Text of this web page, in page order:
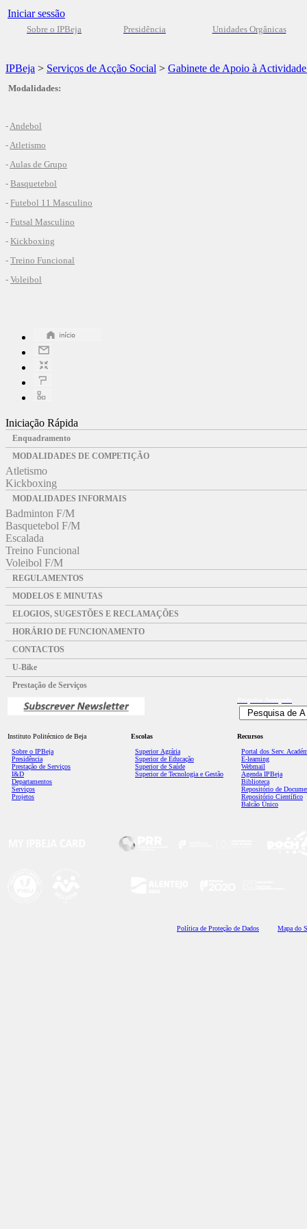
Iniciar sessão
Sobre o IPBeja Presidência Unidades Orgânicas
IPBeja > Serviços de Acção Social > Gabinete de Apoio à
Modalidades:
-Andebol
-Atletismo
-Aulas de Grupo
- Basquetebol
- Futebol 11 Masculino
- Futsal Masculino
- Kickboxing
- Treino Funcional
- Voleibol
Iniciação Rápida
Enquadramento
MODALIDADES DE COMPETIÇÃO
Atletismo
Kickboxing
MODALIDADES INFORMAIS
Badminton F/M
Basquetebol F/M
Escalada
Treino Funcional
Voleibol F/M
REGULAMENTOS
MODELOS E MINUTAS
ELOGIOS, SUGESTÕES E RECLAMAÇÕES
HORÁRIO DE FUNCIONAMENTO
CONTACTOS
U-Bike
Prestação de Serviços
Instituto Politécnico de Beja
Sobre o IPBeja
Presidência
Prestação de Serviços
I&D
Departamentos
Serviços
Projetos
Escolas
Superior Agrária
Superior de Educação
Superior de Saúde
Superior de Tecnologia e Gestão
Recursos
Portal dos Serv.
E-learning
Webmail
Agenda IPBeja
Biblioteca
Repositório de
Repositório Científico
Balcão Único
Política de Proteção de Dados Mapa do